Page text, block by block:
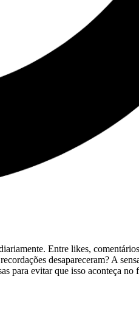
Entre⁢ likes,
desapareceram? ⁢A
para evitar ‌que isso aconteça no